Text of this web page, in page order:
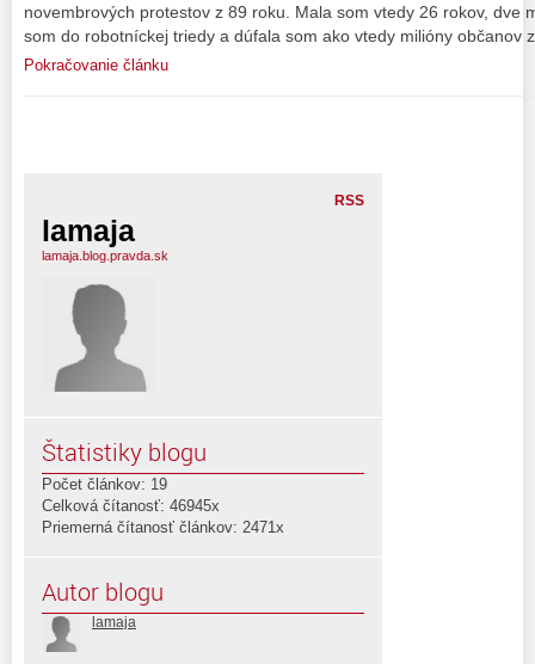
novembrových protestov z 89 roku. Mala som vtedy 26 rokov, dve
som do robotníckej triedy a dúfala som ako vtedy milióny občanov
Pokračovanie článku
RSS
lamaja
lamaja.blog.pravda.sk
Štatistiky blogu
Počet článkov: 19
Celková čítanosť: 46945x
Priemerná čítanosť článkov: 2471x
Autor blogu
lamaja